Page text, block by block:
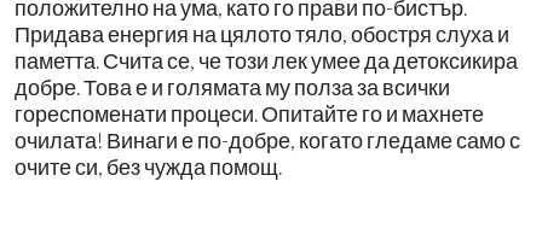
положително на ума, като го прави по-бистър.
Придава енергия на цялото тяло, обостря слуха и
паметта. Счита се, че този лек умее да детоксикира
добре. Това е и голямата му полза за всички
гореспоменати процеси. Опитайте го и махнете
очилата! Винаги е по-добре, когато гледаме само с
очите си, без чужда помощ.